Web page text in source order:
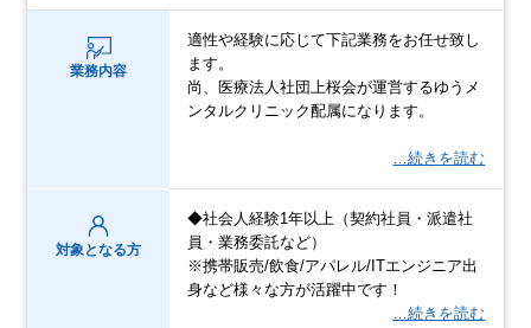
業務内容
適性や経験に応じて下記業務をお任せ致し
ます。
尚、医療法人社団上桜会が運営するゆうメ
ンタルクリニック配属になります。
…続きを読む
対象となる方
◆社会人経験1年以上（契約社員・派遣社
員・業務委託など）
※携帯販売/飲食/アパレル/ITエンジニア出
身など様々な方が活躍中です！
…続きを読む